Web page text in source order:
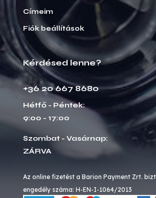
Címeim
Fiók beállítások
Kérdésed lenne?
+36 20 667 8680
Hétfő - Péntek:
9:00 - 17:00
Szombat - Vasárnap:
ZÁRVA
Az online fizetést a Barion Payment Zrt.
engedély száma: H-EN-I-1064/2013